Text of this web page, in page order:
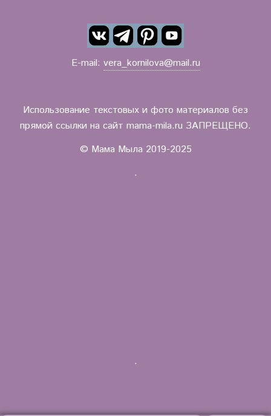
E-mail: vera_kornilova@mail.ru
Использование текстовых и фото материалов без
прямой ссылки на сайт mama-mila.ru ЗАПРЕЩЕНО.
© Мама Мыла 2019-2025
.
.